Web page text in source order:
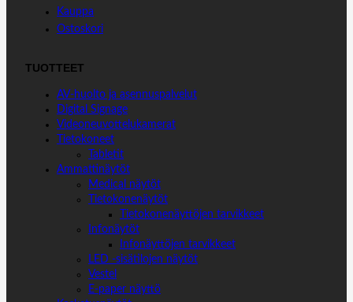
Kauppa
Ostoskori
TUOTTEET
AV-huolto ja asennuspalvelut
Digital Signage
Videoneuvottelukamerat
Tietokoneet
Tabletit
Ammattinäytöt
Medical näytöt
Tietokonenäytöt
Tietokonenäyttöjen tarvikkeet
Infonäytöt
Infonäyttöjen tarvikkeet
LED -sisätilojen näytöt
Vestel
E-paper näyttö